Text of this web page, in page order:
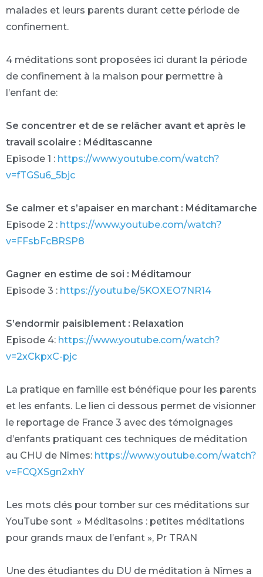
malades et leurs parents durant cette période de
confinement.
4 méditations sont proposées ici durant la période
de confinement à la maison pour permettre à
l’enfant de:
Se concentrer et de se relâcher avant et après le
travail scolaire : Méditascanne
Episode 1 : https://www.youtube.com/watch?
v=fTGSu6_5bjc
Se calmer et s’apaiser en marchant : Méditamarche
Episode 2 : https://www.youtube.com/watch?
v=FFsbFcBRSP8
Gagner en estime de soi : Méditamour
Episode 3 : https://youtu.be/5KOXEO7NR14
S’endormir paisiblement : Relaxation
Episode 4: https://www.youtube.com/watch?
v=2xCkpxC-pjc
La pratique en famille est bénéfique pour les parents
et les enfants. Le lien ci dessous permet de visionner
le reportage de France 3 avec des témoignages
d’enfants pratiquant ces techniques de méditation
au CHU de Nîmes: https://www.youtube.com/watch?
v=FCQXSgn2xhY
Les mots clés pour tomber sur ces méditations sur
YouTube sont » Méditasoins : petites méditations
pour grands maux de l’enfant », Pr TRAN
Une des étudiantes du DU de méditation à Nîmes a